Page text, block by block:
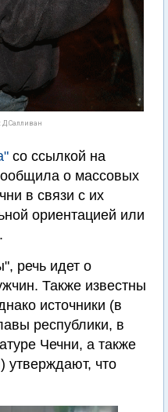
Д.Салливан
со ссылкой на
о массовых
в связи с их
ориентацией или
речь идет о
Также известны
источники (в
республики, в
Чечни, а также
утверждают, что